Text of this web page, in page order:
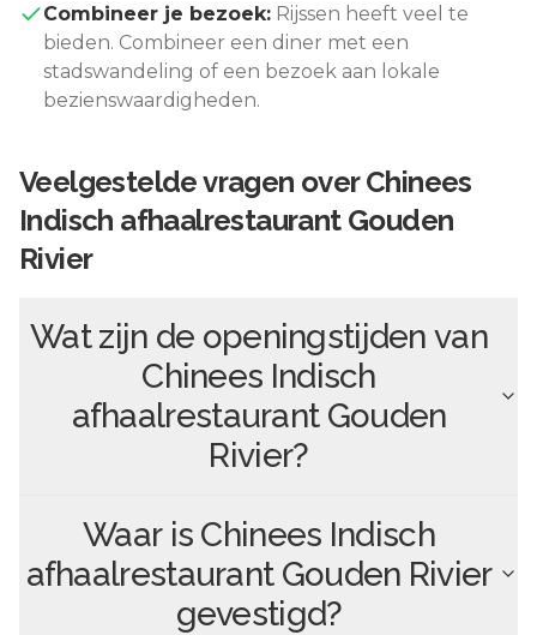
Combineer je bezoek: Rijssen heeft veel te
bieden. Combineer een diner met een
stadswandeling of een bezoek aan lokale
bezienswaardigheden.
Veelgestelde vragen overChinees
Indisch afhaalrestaurant Gouden
Rivier
Wat zijn de openingstijden van
Chinees Indisch
afhaalrestaurant Gouden
Rivier?
Waar is Chinees Indisch
afhaalrestaurant Gouden Rivier
gevestigd?